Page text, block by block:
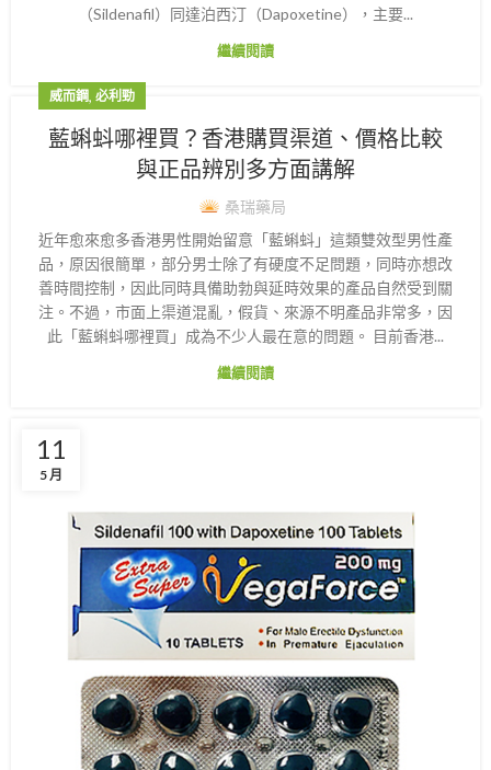
（Sildenafil）同達泊西汀（Dapoxetine），主要...
繼續閱讀
威而鋼, 必利勁
藍蝌蚪哪裡買？香港購買渠道、價格比較
與正品辨別多方面講解
桑瑞藥局
近年愈來愈多香港男性開始留意「藍蝌蚪」這類雙效型男性產
品，原因很簡單，部分男士除了有硬度不足問題，同時亦想改
善時間控制，因此同時具備助勃與延時效果的產品自然受到關
注。不過，市面上渠道混亂，假貨、來源不明產品非常多，因
此「藍蝌蚪哪裡買」成為不少人最在意的問題。 目前香港...
繼續閱讀
11
5 月